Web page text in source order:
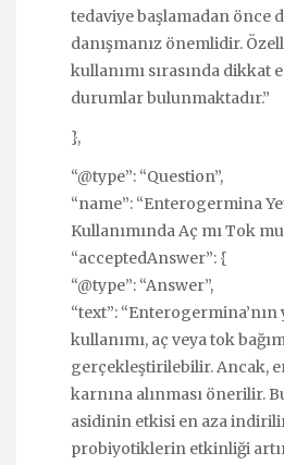
tedaviye başlamadan önce
danışmanız önemlidir.
kullanımı sırasında dikkat
durumlar bulunmaktadır.”
},
“@type”: “Question”,
“name”: “Enterogermina
Kullanımında Aç mı Tok mu
“acceptedAnswer”: {
“@type”: “Answer”,
“text”:
kullanımı, aç veya tok
gerçekleştirilebilir. Ancak,
karnına alınması önerilir.
asidinin etkisi en aza
probiyotiklerin etkinliği